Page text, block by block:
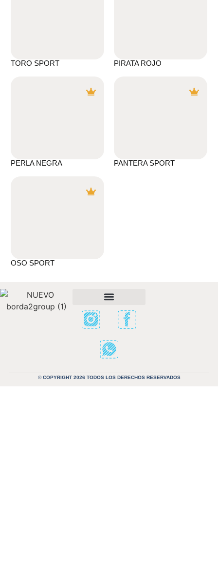
TORO SPORT PIRATA ROJO
PERLA NEGRA PANTERA SPORT
OSO SPORT
© COPYRIGHT 2026 TODOS LOS DERECHOS RESERVADOS